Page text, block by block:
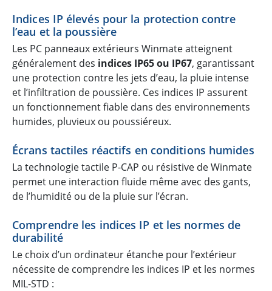
Indices IP élevés pour la protection contre
l’eau et la poussière
Les PC panneaux extérieurs Winmate atteignent
généralement des indices IP65 ou IP67, garantissant
une protection contre les jets d’eau, la pluie intense
et l’infiltration de poussière. Ces indices IP assurent
un fonctionnement fiable dans des environnements
humides, pluvieux ou poussiéreux.
Écrans tactiles réactifs en conditions humides
La technologie tactile P-CAP ou résistive de Winmate
permet une interaction fluide même avec des gants,
de l’humidité ou de la pluie sur l’écran.
Comprendre les indices IP et les normes de
durabilité
Le choix d’un ordinateur étanche pour l’extérieur
nécessite de comprendre les indices IP et les normes
MIL-STD :